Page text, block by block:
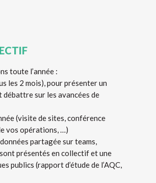
toute l’année :
les 2 mois), pour présenter un
sur les avancées de
(visite de sites, conférence
vos opérations, …)
partagée sur teams,
présentés en collectif et une
publics (rapport d’étude de l’AQC,